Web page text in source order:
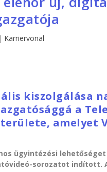
| Karriervonal
kiszolgálása
a
amelyet
ügyintézési
sorozatot indított.